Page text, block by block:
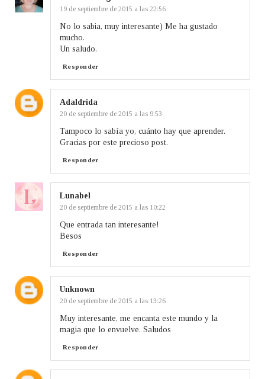
19 de septiembre de 2015 a las 22:56
No lo sabia, muy interesante) Me ha gustado
mucho.
Un saludo.
Responder
Adaldrida
20 de septiembre de 2015 a las 9:53
Tampoco lo sabía yo, cuánto hay que aprender.
Gracias por este precioso post.
Responder
Lunabel
20 de septiembre de 2015 a las 10:22
Que entrada tan interesante!
Besos
Responder
Unknown
20 de septiembre de 2015 a las 13:26
Muy interesante, me encanta este mundo y la
magia que lo envuelve. Saludos
Responder